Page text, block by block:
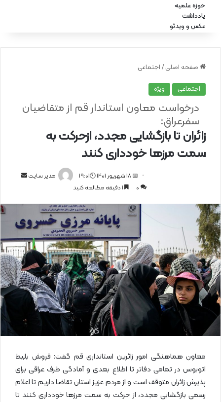
حوزه علمیه
یادداشت
عکس و ویدئو
صفحه اصلی / اجتماعی
اجتماعی ویژه
زائران تا بازگشایی‌ مجدد، ازحرکت به
سمت مرزها خودداری کنند
درخواست معاون استاندار قم از متقاضیان
سفرعراق:
مدیر سایت
ل
ی
م
ی
ل
📅 18 شهریور 1401 🕙19:01
0
معاون هماهنگی امور زائرین استانداری قم گفت: فروش بلیط
اتوبوس در تمامی دفاتر تا اطلاع بعدی و آمادگی طرف عراقی برای
پذیرش زائران متوقف است و از مردم عزیز استان تقاضا داریم تا اعلام
رسمی بازگشایی‌ مجدد، از حرکت به سمت مرزها خودداری کنند تا